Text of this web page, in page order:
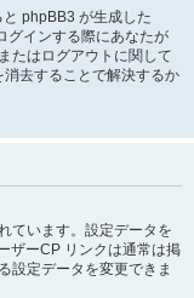
phpBB3 が生成した
グインする際にあなたが
たはログアウトに関して
去することで解決するか
ています。設定データを
ザーCP リンクは通常は掲
設定データを変更できま